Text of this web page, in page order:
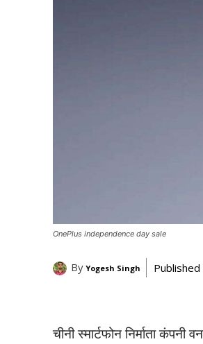
OnePlus independence day sale
By Yogesh Singh Published
चीनी स्मार्टफोन निर्माता